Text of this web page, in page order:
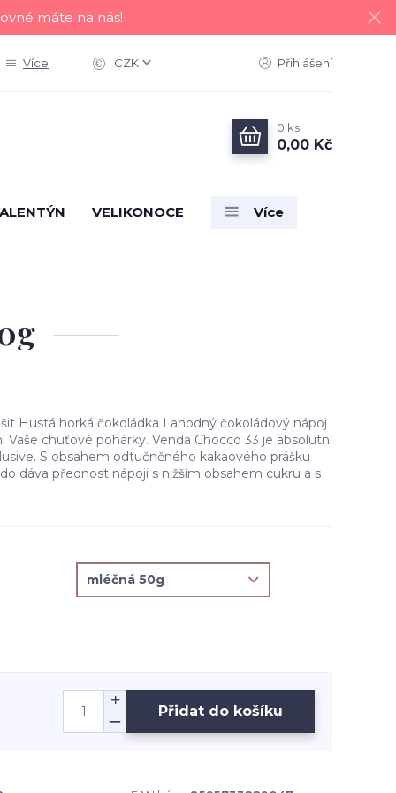
máte na nás!
Více CZK Přihlášení
0 ks
0,00 Kč
VELIKONOCE Více
Hustá horká čokoládka Lahodný čokoládový nápoj
Vaše chuťové pohárky. Venda Chocco 33 je absolutní
S obsahem odtučněného kakaového prášku
dáva přednost nápoji s nižším obsahem cukru a s
Přidat do košíku